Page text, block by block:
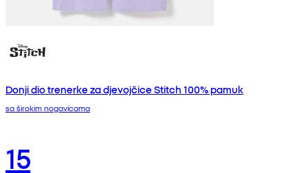
Donji dio trenerke za djevojčice Stitch 100% pamuk
sa širokim nogavicama
15